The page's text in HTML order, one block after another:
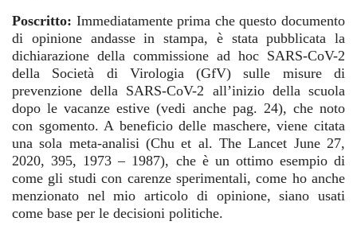
Poscritto: Immediatamente prima che questo documento
di opinione andasse in stampa, è stata pubblicata la
dichiarazione della commissione ad hoc SARS-CoV-2
della Società di Virologia (GfV) sulle misure di
prevenzione della SARS-CoV-2 all’inizio della scuola
dopo le vacanze estive (vedi anche pag. 24), che noto
con sgomento. A beneficio delle maschere, viene citata
una sola meta-analisi (Chu et al. The Lancet June 27,
2020, 395, 1973 – 1987), che è un ottimo esempio di
come gli studi con carenze sperimentali, come ho anche
menzionato nel mio articolo di opinione, siano usati
come base per le decisioni politiche.